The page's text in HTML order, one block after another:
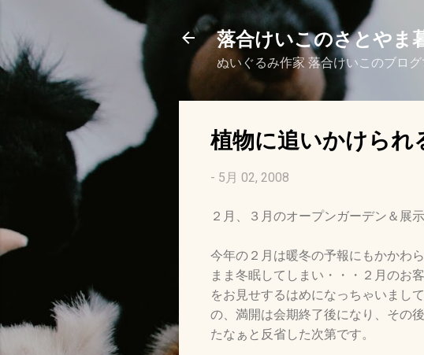
落合けいこのさとやま
ぬいぐるみ作家 落合けいこのブログ
植物に追いかけられ
- 5月 02, 2008
２月、３月のオープンガーデン＆展
今年の２月は暖冬の予報にもかかわ
まま冬眠してしまい・・・２月のお
をお見せするはめになっちゃいまし
の、満開は会期終了後になり、その
たなぁと反省した次第です。